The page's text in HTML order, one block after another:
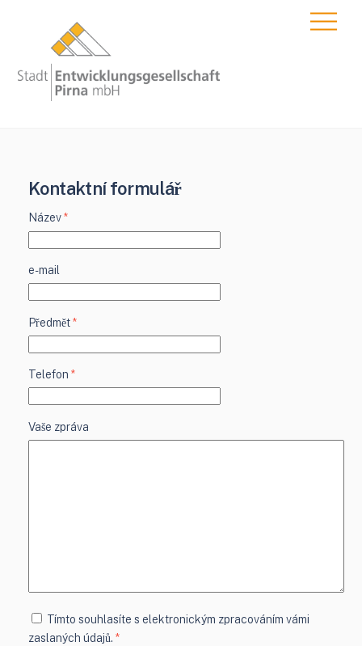
Kontaktní formulář
Název*
e-mail
Předmět*
Telefon*
Vaše zpráva
Tímto souhlasíte s elektronickým zpracováním vámi
zaslaných údajů. *